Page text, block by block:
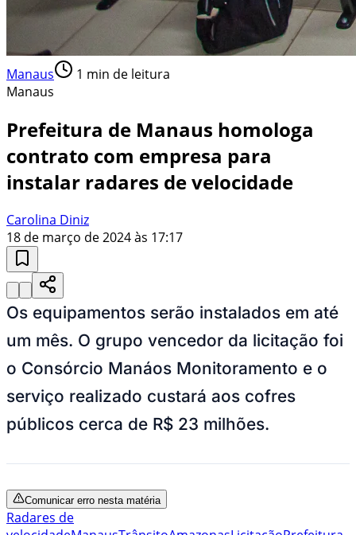
Manaus 1 min de leitura
Manaus
Prefeitura de Manaus homologa
contrato com empresa para
instalar radares de velocidade
Carolina Diniz
18 de março de 2024 às 17:17
Os equipamentos serão instalados em até
um mês. O grupo vencedor da licitação foi
o Consórcio Manáos Monitoramento e o
serviço realizado custará aos cofres
públicos cerca de R$ 23 milhões.
Comunicar erro nesta matéria
Radares de